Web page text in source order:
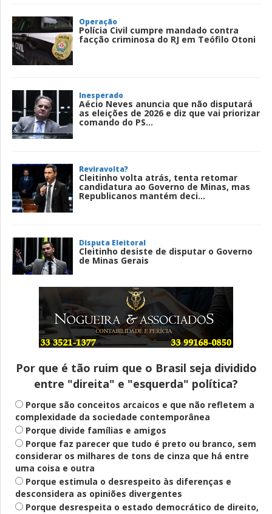
Operação
Polícia Civil cumpre mandado contra
facção criminosa do RJ em Teófilo Otoni
Inesperado
Aécio Neves anuncia que não disputará
as eleições de 2026 e diz que vai priorizar
comando do PS...
Reviravolta?
Cleitinho volta atrás, tenta retomar
candidatura ao Governo de Minas, mas
Republicanos mantém deci...
Disputa Eleitoral
Cleitinho desiste de disputar o Governo
de Minas Gerais
Entenda
Pix Pensão Alimentícia: entenda o que é
e como solicitar
Saúde Mental
Plataforma oferece escuta em saúde
mental para jovens no SUS Digital
Definido
PT lança Patrus Ananias como candidato
ao governo de Minas Gerais
Por que é tão ruim que o Brasil seja dividido
entre "direita" e "esquerda" política?
Porque são conceitos arcaicos e que não refletem a
complexidade da sociedade contemporânea
Porque divide famílias e amigos
Porque faz parecer que tudo é preto ou branco, sem
considerar os milhares de tons de cinza que há entre
uma coisa e outra
Porque estimula o desrespeito às diferenças e
desconsidera as opiniões divergentes
Porque desrespeita o estado democrático de direito,